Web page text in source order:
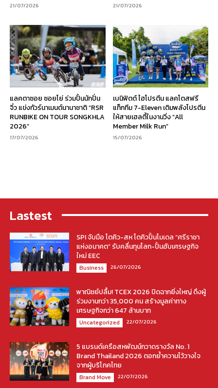
21/07/2026 21/07/2026
แลคตาซอย ซอยโย่ ร่วมปั้นนักปั่น
จิ๋ว แข่งทัวร์นาเมนต์นานาชาติ “RSR
RUNBIKE ON TOUR SONGKHLA
2026”
17/07/2026
เบนิฟิตต์ ไฮโปรตีน แลคโตสฟรี
แท็กทีม 7-Eleven เติมพลังโปรตีน
ให้สายเฮลตี้ในงานวิ่ง “All
Member Milk Run”
15/07/2026
Lastest
SPI จับมือ โตคิว-สห โตคิวปั้นโมเดล “ศรีราชา
แห่งอนาคต” รับคลื่นทุนโลก-ปั้นฮับเศรษฐกิจ
ใหม่ EEC
Business 26/07/2026
พาณิชย์ปลื้ม! TCEX 2026 ปิดฉากยิ่งใหญ่ ดึงผู้
ร่วมงานกว่า 35,000 คน สร้างมูลค่าทาง
เศรษฐกิจกว่า 647 ล้านบาท
Uncategorized 22/07/2026
5 แบรนด์เครือสหพัฒน์กวาดรางวัล No. 1
Brand Thailand 2026 ตอกย้ำความไว้วางใจ
จากผู้บริโภคไทย
Brand Move 22/07/2026